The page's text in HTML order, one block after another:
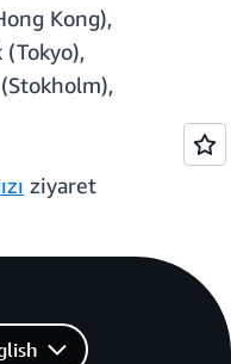
Kong),
ziyaret